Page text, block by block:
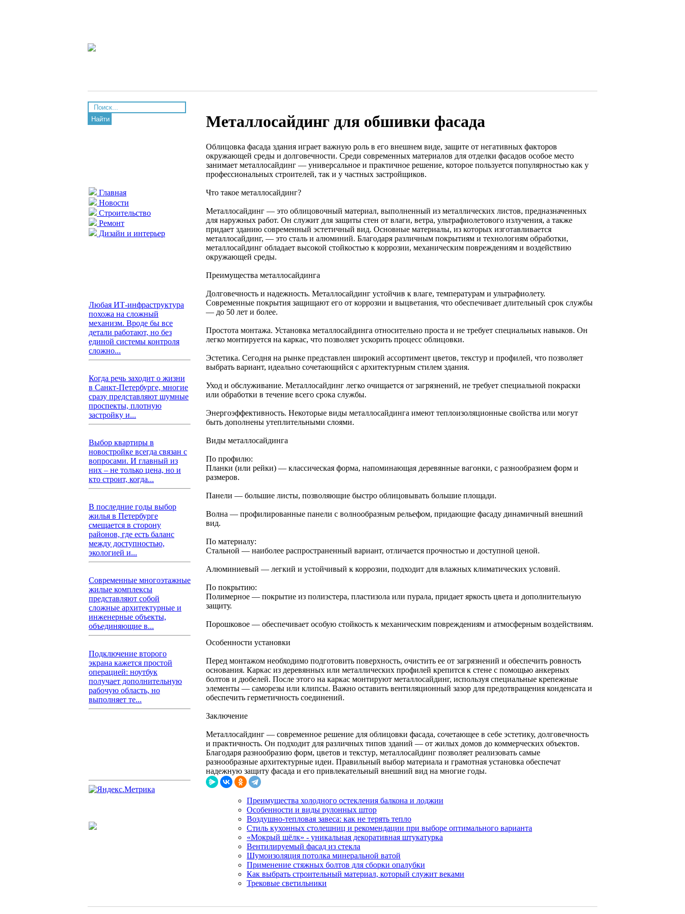
Найти
Главная
Новости
Строительство
Ремонт
Дизайн и интерьер
Любая ИТ-инфраструктура
похожа на сложный
механизм. Вроде бы все
детали работают, но без
единой системы контроля
сложно...
Когда речь заходит о жизни
в Санкт-Петербурге, многие
сразу представляют шумные
проспекты, плотную
застройку и...
Выбор квартиры в
новостройке всегда связан с
вопросами. И главный из
них – не только цена, но и
кто строит, когда...
В последние годы выбор
жилья в Петербурге
смещается в сторону
районов, где есть баланс
между доступностью,
экологией и...
Современные многоэтажные
жилые комплексы
представляют собой
сложные архитектурные и
инженерные объекты,
объединяющие в...
Подключение второго
экрана кажется простой
операцией: ноутбук
получает дополнительную
рабочую область, но
выполняет те...
Металлосайдинг для обшивки фасада
Облицовка фасада здания играет важную роль в его внешнем виде, защите от негативных факторов
окружающей среды и долговечности. Среди современных материалов для отделки фасадов особое место
занимает металлосайдинг — универсальное и практичное решение, которое пользуется популярностью как у
профессиональных строителей, так и у частных застройщиков.
Что такое металлосайдинг?
Металлосайдинг — это облицовочный материал, выполненный из металлических листов, предназначенных
для наружных работ. Он служит для защиты стен от влаги, ветра, ультрафиолетового излучения, а также
придает зданию современный эстетичный вид. Основные материалы, из которых изготавливается
металлосайдинг, — это сталь и алюминий. Благодаря различным покрытиям и технологиям обработки,
металлосайдинг обладает высокой стойкостью к коррозии, механическим повреждениям и воздействию
окружающей среды.
Преимущества металлосайдинга
Долговечность и надежность. Металлосайдинг устойчив к влаге, температурам и ультрафиолету.
Современные покрытия защищают его от коррозии и выцветания, что обеспечивает длительный срок службы
— до 50 лет и более.
Простота монтажа. Установка металлосайдинга относительно проста и не требует специальных навыков. Он
легко монтируется на каркас, что позволяет ускорить процесс облицовки.
Эстетика. Сегодня на рынке представлен широкий ассортимент цветов, текстур и профилей, что позволяет
выбрать вариант, идеально сочетающийся с архитектурным стилем здания.
Уход и обслуживание. Металлосайдинг легко очищается от загрязнений, не требует специальной покраски
или обработки в течение всего срока службы.
Энергоэффективность. Некоторые виды металлосайдинга имеют теплоизоляционные свойства или могут
быть дополнены утеплительными слоями.
Виды металлосайдинга
По профилю:
Планки (или рейки) — классическая форма, напоминающая деревянные вагонки, с разнообразием форм и
размеров.
Панели — большие листы, позволяющие быстро облицовывать большие площади.
Волна — профилированные панели с волнообразным рельефом, придающие фасаду динамичный внешний
вид.
По материалу:
Стальной — наиболее распространенный вариант, отличается прочностью и доступной ценой.
Алюминиевый — легкий и устойчивый к коррозии, подходит для влажных климатических условий.
По покрытию:
Полимерное — покрытие из полиэстера, пластизола или пурала, придает яркость цвета и дополнительную
защиту.
Порошковое — обеспечивает особую стойкость к механическим повреждениям и атмосферным воздействиям.
Особенности установки
Перед монтажом необходимо подготовить поверхность, очистить ее от загрязнений и обеспечить ровность
основания. Каркас из деревянных или металлических профилей крепится к стене с помощью анкерных
болтов и дюбелей. После этого на каркас монтируют металлосайдинг, используя специальные крепежные
элементы — саморезы или клипсы. Важно оставить вентиляционный зазор для предотвращения конденсата и
обеспечить герметичность соединений.
Заключение
Металлосайдинг — современное решение для облицовки фасада, сочетающее в себе эстетику, долговечность
и практичность. Он подходит для различных типов зданий — от жилых домов до коммерческих объектов.
Благодаря разнообразию форм, цветов и текстур, металлосайдинг позволяет реализовать самые
разнообразные архитектурные идеи. Правильный выбор материала и грамотная установка обеспечат
надежную защиту фасада и его привлекательный внешний вид на многие годы.
Преимущества холодного остекления балкона и лоджии
Особенности и виды рулонных штор
Воздушно-тепловая завеса: как не терять тепло
Стиль кухонных столешниц и рекомендации при выборе оптимального варианта
«Мокрый шёлк» - уникальная декоративная штукатурка
Вентилируемый фасад из стекла
Шумоизоляция потолка минеральной ватой
Применение стяжных болтов для сборки опалубки
Как выбрать строительный материал, который служит веками
Трековые светильники